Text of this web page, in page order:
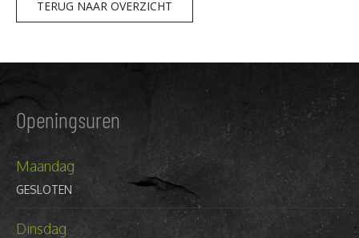
TERUG NAAR OVERZICHT
Openingsuren
Maandag
GESLOTEN
Dinsdag